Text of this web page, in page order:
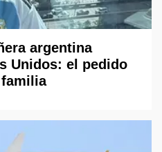
argentina
Unidos: el pedido